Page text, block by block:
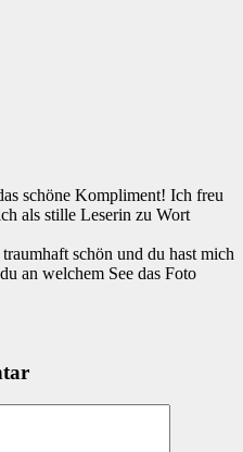
schöne Kompliment! Ich freu
als stille Leserin zu Wort
schön und du hast mich
an welchem See das Foto